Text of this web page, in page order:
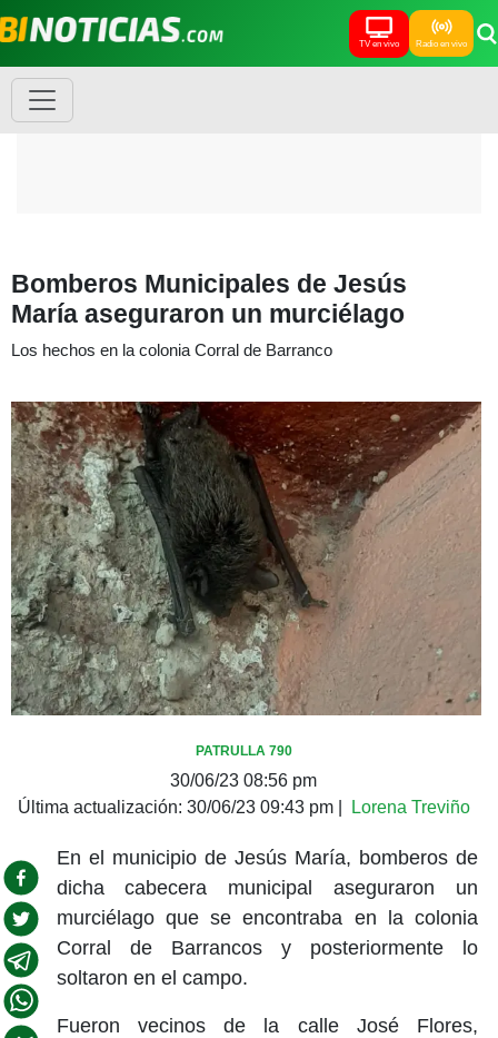
TV en vivo Radio en vivo
Bomberos Municipales de Jesús
María aseguraron un murciélago
Los hechos en la colonia Corral de Barranco
PATRULLA 790
30/06/23 08:56 pm
Última actualización: 30/06/23 09:43 pm| Lorena Treviño
En el municipio de Jesús María, bomberos de
dicha cabecera municipal aseguraron un
murciélago que se encontraba en la colonia
Corral de Barrancos y posteriormente lo
soltaron en el campo.
Fueron vecinos de la calle José Flores,